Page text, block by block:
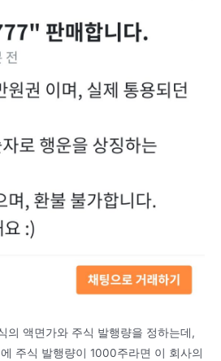
의 액면가와 주식 발행량을 정하는데,
주식 발행량이 1000주라면 이 회사의